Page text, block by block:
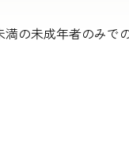
満の未成年者のみで